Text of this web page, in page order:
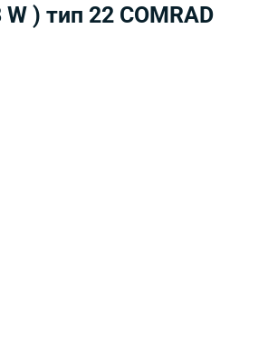
) тип 22 COMRAD